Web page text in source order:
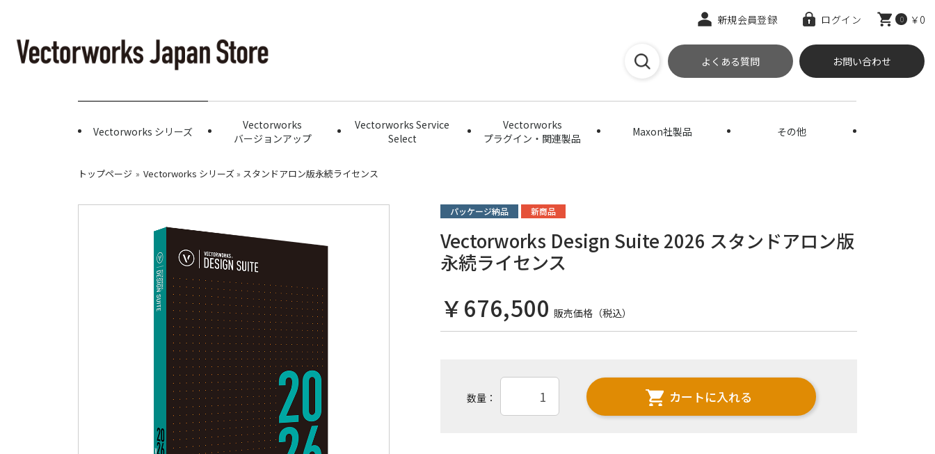
新規会員登録 ログイン 0 ￥0
よくある質問 お問い合わせ
Vectorworks シリーズ
Vectorworks
バージョンアップ
Vectorworks Service
Select
Vectorworks
プラグイン・関連製品
Maxon社製品 その他
トップページ » Vectorworks シリーズ» スタンドアロン版永続ライセンス
パッケージ納品 新商品
Vectorworks Design Suite 2026 スタンドアロン版
永続ライセンス
￥676,500 販売価格（税込）
数量： カートに入れる